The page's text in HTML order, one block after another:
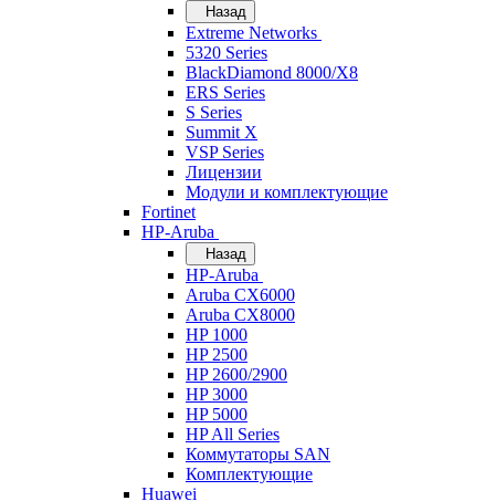
Назад
Extreme Networks
5320 Series
BlackDiamond 8000/X8
ERS Series
S Series
Summit X
VSP Series
Лицензии
Модули и комплектующие
Fortinet
HP-Aruba
Назад
HP-Aruba
Aruba CX6000
Aruba CX8000
HP 1000
HP 2500
HP 2600/2900
HP 3000
HP 5000
HP All Series
Коммутаторы SAN
Комплектующие
Huawei